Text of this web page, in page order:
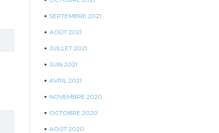
SEPTEMBRE 2021
AOÛT 2021
JUILLET 2021
JUIN 2021
AVRIL 2021
NOVEMBRE 2020
OCTOBRE 2020
AOÛT 2020